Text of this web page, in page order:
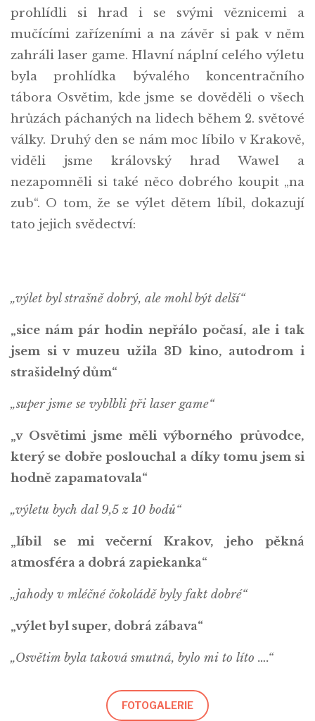
prohlídli si hrad i se svými věznicemi a
mučícími zařízeními a na závěr si pak v něm
zahráli laser game. Hlavní náplní celého výletu
byla prohlídka bývalého koncentračního
tábora Osvětim, kde jsme se dověděli o všech
hrůzách páchaných na lidech během 2. světové
války. Druhý den se nám moc líbilo v Krakově,
viděli jsme královský hrad Wawel a
nezapomněli si také něco dobrého koupit „na
zub“. O tom, že se výlet dětem líbil, dokazují
tato jejich svědectví:
„výlet byl strašně dobrý, ale mohl být delší“
„sice nám pár hodin nepřálo počasí, ale i tak
jsem si v muzeu užila 3D kino, autodrom i
strašidelný dům“
„super jsme se vyblbli při laser game“
„v Osvětimi jsme měli výborného průvodce,
který se dobře poslouchal a díky tomu jsem si
hodně zapamatovala“
„výletu bych dal 9,5 z 10 bodů“
„líbil se mi večerní Krakov, jeho pěkná
atmosféra a dobrá zapiekanka“
„jahody v mléčné čokoládě byly fakt dobré“
„výlet byl super, dobrá zábava“
„Osvětim byla taková smutná, bylo mi to líto ….“
FOTOGALERIE